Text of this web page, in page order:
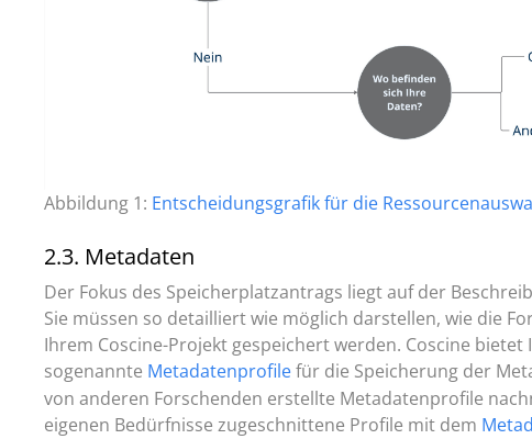
Abbildung 1: Entscheidungsgrafik für die
2.3. Metadaten
Der Fokus des Speicherplatzantrags liegt auf der
Sie müssen so detailliert wie möglich darstellen, wie die
Ihrem Coscine-Projekt gespeichert werden. Coscine
sogenannte Metadatenprofilefür die Speicherung der
von anderen Forschenden erstellte Metadatenprofile
eigenen Bedürfnisse zugeschnittene Profile mit dem